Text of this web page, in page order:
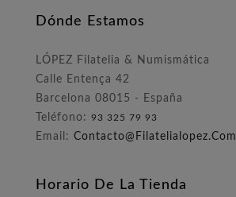
Dónde Estamos
LÓPEZ Filatelia & Numismática
Calle Entença 42
Barcelona 08015 - España
Teléfono: 93 325 79 93
Email: Contacto@filatelialopez.com
Horario De La Tienda